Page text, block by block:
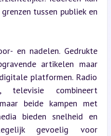
tussen publiek en
en nadelen. Gedrukte
artikelen maar
platformen. Radio
televisie combineert
beide kampen met
bieden snelheid en
gevoelig voor